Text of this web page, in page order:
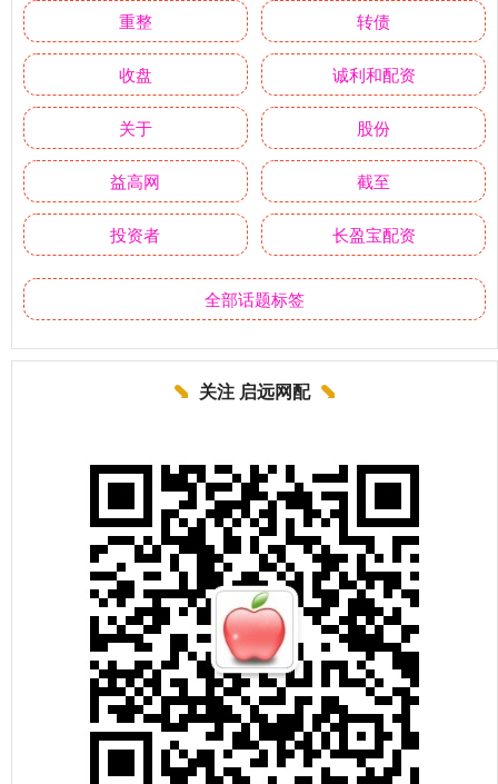
重整 转债
收盘 诚利和配资
关于 股份
益高网 截至
投资者 长盈宝配资
全部话题标签
关注 启远网配